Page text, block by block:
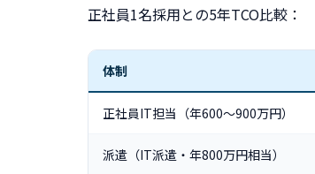
正社員1名採用との5年TCO比較：
体制
正社員IT担当（年600〜900万円）
派遣（IT派遣・年800万円相当）